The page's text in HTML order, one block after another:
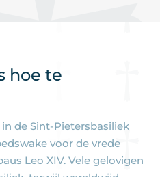
hoe te
de Sint-Pietersbasiliek
voor de vrede
Leo XIV. Vele gelovigen